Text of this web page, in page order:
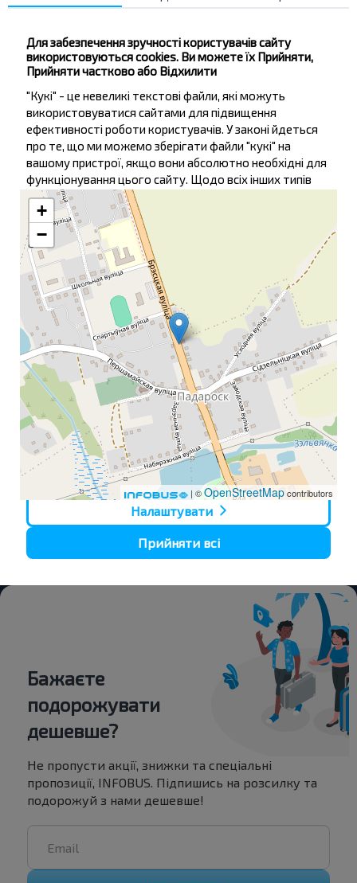
23:17
Подороск—Вовковиськ—Мосты—Щучин—Каменка
Скідель
Деталі рейсу Купити
Автобусная остановка на мапі
+
−
| ©OpenStreetMapcontributors
Автобусная остановка
Бажаєте
подорожувати
дешевше?
Не пропусти акції, знижки та спеціальні
пропозиції, INFOBUS. Підпишись на розсилку та
подорожуй з нами дешевше!
Для забезпечення зручності користувачів сайту
використовуються cookies. Ви можете їх Прийняти,
Прийняти частково або Відхилити
"Кукі" - це невеликі текстові файли, які можуть
використовуватися сайтами для підвищення
ефективності роботи користувачів. У законі йдеться
про те, що ми можемо зберігати файли "кукі" на
вашому пристрої, якщо вони абсолютно необхідні для
функціонування цього сайту. Щодо всіх інших типів
файлів "кукі" необхідно отримати ваш дозвіл. Цей сайт
використовує різні типи файлів "кукі". Деякі файли
"кукі" розміщуються сторонніми сервісами, що
відображаються на наших сторінках.
Ви можете в будь-який час змінити або відкликати
свою згоду зПолітикою щодо обробки файлів cookie
на нашому сайті.
У разі надання згоди з обробкою цільових Кукі,
докладніше про порядок їх обробки можна
ознайомитися за посиланнямОбробка цільових Кукі
Дізнайтеся докладніше з нашоїПолітики обробки
персональних даних, хто ми такі, як ви можете
зв'язатися з нами і як ми обробляємо особисті дані.
Відмовитися
Налаштувати
Прийняти всі